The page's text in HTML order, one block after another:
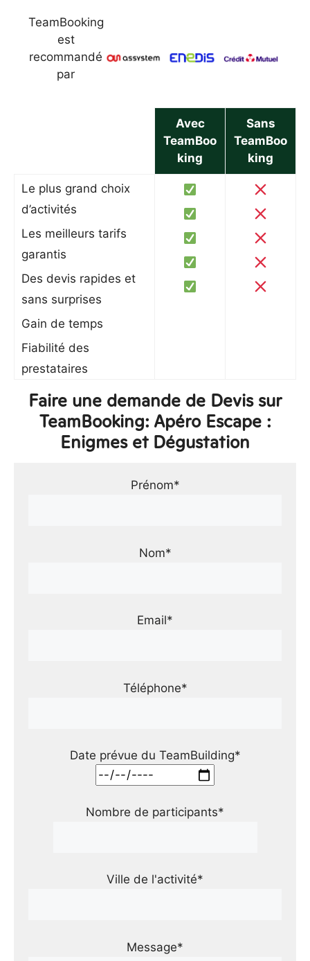
TeamBooking
est
recommandé
par
Avec
TeamBoo
king
Sans
TeamBoo
king
Le plus grand choix
d’activités
Les meilleurs tarifs
garantis
Des devis rapides et
sans surprises
Gain de temps
Fiabilité des
prestataires
Faire une demande de Devis sur
TeamBooking: Apéro Escape :
Enigmes et Dégustation
Prénom*
Nom*
Email*
Téléphone*
Date prévue du TeamBuilding*
Nombre de participants*
Ville de l'activité*
Message*